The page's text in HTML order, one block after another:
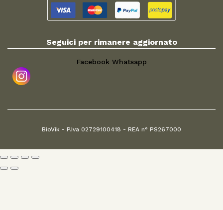
Seguici per rimanere aggiornato
Facebook Whatsapp
BioVik - P.Iva 02729100418 - REA n° PS267000